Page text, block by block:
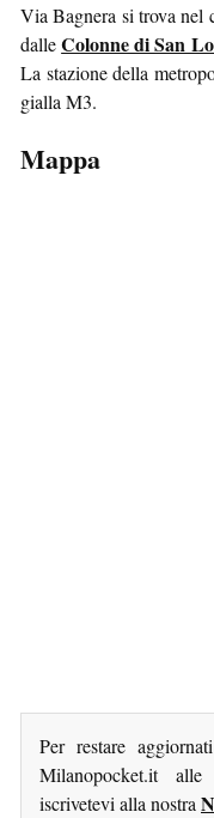
Via Bagnera si trova nel
dalleColonne di San
La stazione della
gialla M3.
Mappa
Per restare
Milanopocket.it alle
iscrivetevi alla nostra